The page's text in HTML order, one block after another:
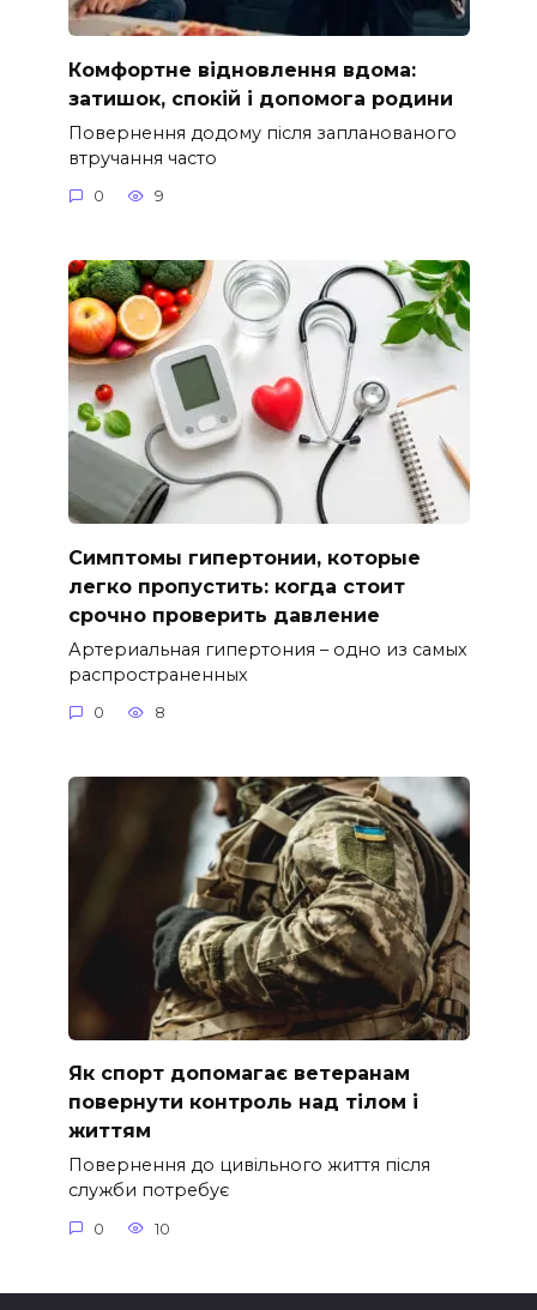
Комфортне відновлення вдома:
затишок, спокій і допомога родини
Повернення додому після запланованого
втручання часто
0 9
Симптомы гипертонии, которые
легко пропустить: когда стоит
срочно проверить давление
Артериальная гипертония – одно из самых
распространенных
0 8
Як спорт допомагає ветеранам
повернути контроль над тілом і
життям
Повернення до цивільного життя після
служби потребує
0 10